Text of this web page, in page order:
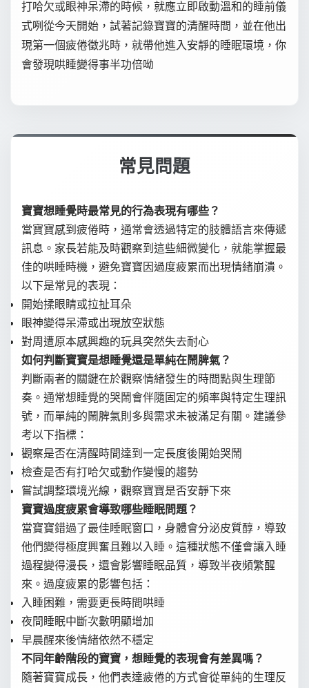
打哈欠或眼神呆滯的時候，就應立即啟動溫和的睡前儀
式咧從今天開始，試著記錄寶寶的清醒時間，並在他出
現第一個疲倦徵兆時，就帶他進入安靜的睡眠環境，你
會發現哄睡變得事半功倍呦
常見問題
寶寶想睡覺時最常見的行為表現有哪些？
當寶寶感到疲倦時，通常會透過特定的肢體語言來傳遞
訊息。家長若能及時觀察到這些細微變化，就能掌握最
佳的哄睡時機，避免寶寶因過度疲累而出現情緒崩潰。
以下是常見的表現：
開始揉眼睛或拉扯耳朵
眼神變得呆滯或出現放空狀態
對周遭原本感興趣的玩具突然失去耐心
如何判斷寶寶是想睡覺還是單純在鬧脾氣？
判斷兩者的關鍵在於觀察情緒發生的時間點與生理節
奏。通常想睡覺的哭鬧會伴隨固定的頻率與特定生理訊
號，而單純的鬧脾氣則多與需求未被滿足有關。建議參
考以下指標：
觀察是否在清醒時間達到一定長度後開始哭鬧
檢查是否有打哈欠或動作變慢的趨勢
嘗試調整環境光線，觀察寶寶是否安靜下來
寶寶過度疲累會導致哪些睡眠問題？
當寶寶錯過了最佳睡眠窗口，身體會分泌皮質醇，導致
他們變得極度興奮且難以入睡。這種狀態不僅會讓入睡
過程變得漫長，還會影響睡眠品質，導致半夜頻繁醒
來。過度疲累的影響包括：
入睡困難，需要更長時間哄睡
夜間睡眠中斷次數明顯增加
早晨醒來後情緒依然不穩定
不同年齡階段的寶寶，想睡覺的表現會有差異嗎？
隨著寶寶成長，他們表達疲倦的方式會從單純的生理反